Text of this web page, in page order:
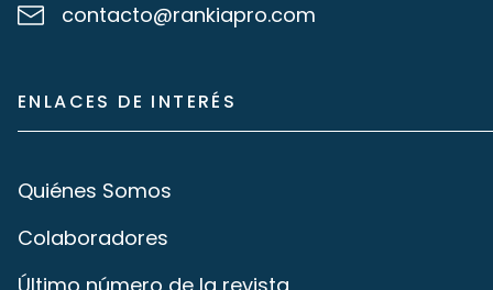
contacto@rankiapro.com
ENLACES DE INTERÉS
Quiénes Somos
Colaboradores